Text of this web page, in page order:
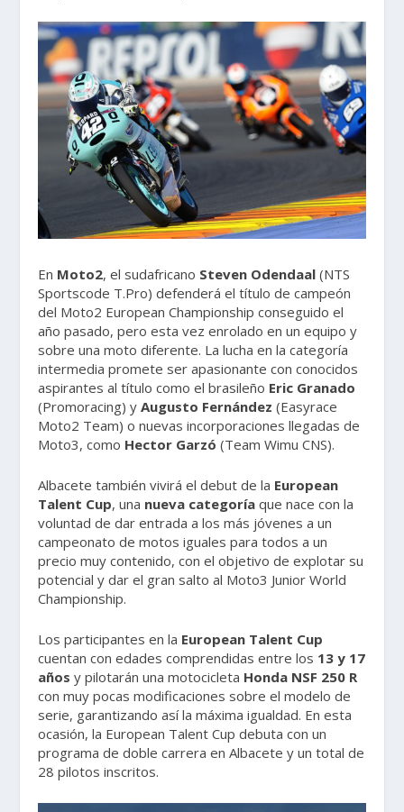
En Moto2, el sudafricano Steven Odendaal (NTS
Sportscode T.Pro) defenderá el título de campeón
del Moto2 European Championship conseguido el
año pasado, pero esta vez enrolado en un equipo y
sobre una moto diferente. La lucha en la categoría
intermedia promete ser apasionante con conocidos
aspirantes al título como el brasileño Eric Granado
(Promoracing) yAugusto Fernández (Easyrace
Moto2 Team) o nuevas incorporaciones llegadas de
Moto3, como Hector Garzó (Team Wimu CNS).
Albacete también vivirá el debut de la European
Talent Cup, una nueva categoría que nace con la
voluntad de dar entrada a los más jóvenes a un
campeonato de motos iguales para todos a un
precio muy contenido, con el objetivo de explotar su
potencial y dar el gran salto al Moto3 Junior World
Championship.
Los participantes en la European Talent Cup
cuentan con edades comprendidas entre los 13 y 17
años y pilotarán una motocicleta Honda NSF 250 R
con muy pocas modificaciones sobre el modelo de
serie, garantizando así la máxima igualdad. En esta
ocasión, la European Talent Cup debuta con un
programa de doble carrera en Albacete y un total de
28 pilotos inscritos.